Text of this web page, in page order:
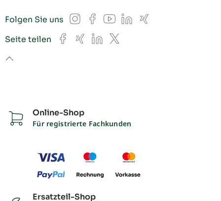
Folgen Sie uns Instagram
Facebook
YouTube
LinkedIn
Xing
Seite teilen Facebook
XingLinkedIn
X
to top
Online-Shop
Für registrierte Fachkunden
Ersatzteil-Shop